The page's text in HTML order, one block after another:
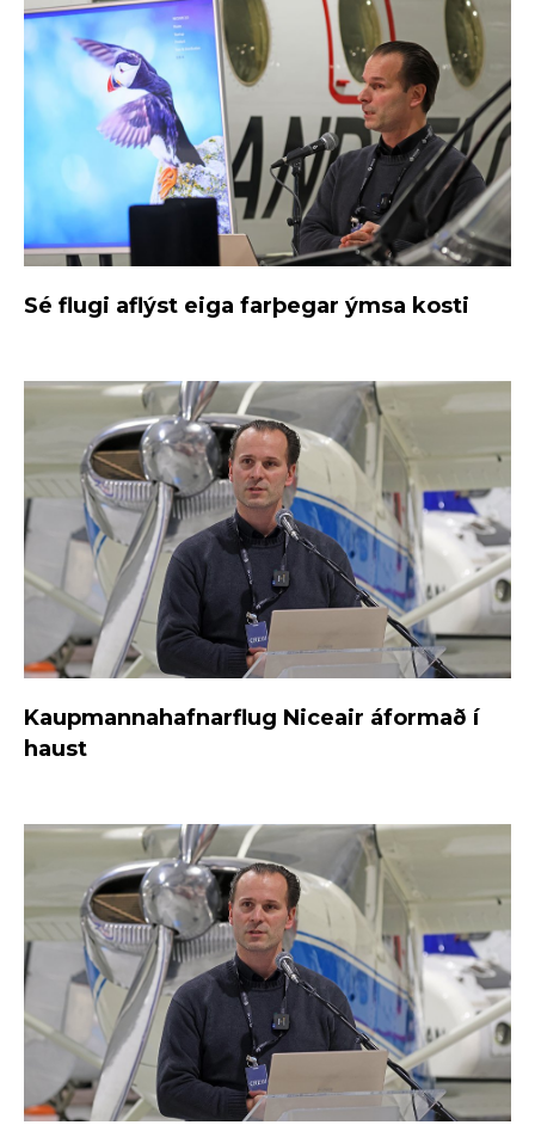
Sé flugi aflýst eiga farþegar ýmsa kosti
Kaupmannahafnarflug Niceair áformað í
haust